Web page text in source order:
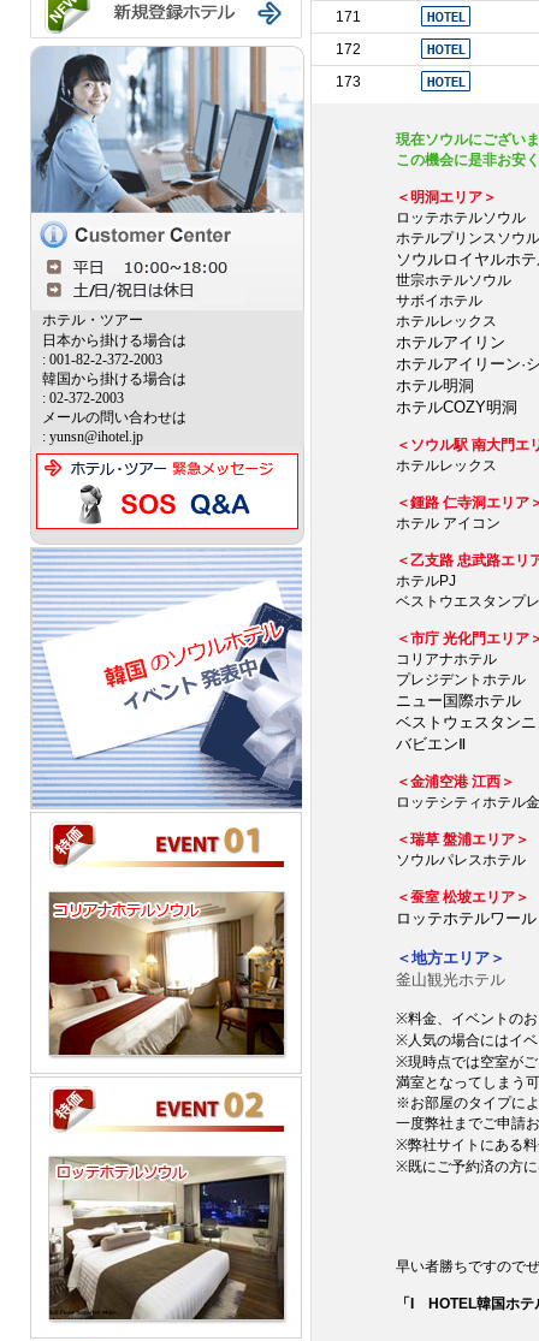
ホテル・ツアー
日本から掛ける場合は
: 001-82-2-372-2003
韓国から掛ける場合は
: 02-372-2003
メールの問い合わせは
: yunsn@ihotel.jp
171
172
173
現在ソウルにござい
この機会に是非お安
＜明洞エリア＞
ロッテホテルソウル
ホテルプリンスソウル
ソウルロイヤルホ
世宗ホテルソウル
サボイホテル
ホテルレックス
ホテルアイリン
ホテルアイリーン·
ホテル明洞
ホテルCOZY明洞
＜ソウル駅 南大門エ
ホテルレックス
＜鍾路 仁寺洞エリア
ホテル アイコン
＜乙支路 忠武路エリ
ホテルPJ
ベストウエスタンプ
＜市庁 光化門エリア
コリアナホテル
プレジデントホテル
ニュー国際ホテル
ベストウェスタン
バビエンⅡ
＜金浦空港 江西＞
ロッテシティホテル
＜瑞草 盤浦エリア＞
ソウルパレスホテル
＜蚕室 松坡エリア＞
ロッテホテルワー
＜地方エリア＞
釜山観光ホテル
※料金、イベントの
※人気の場合にはイ
※現時点では空室が
満室となってしまう
※お部屋のタイプに
一度弊社までご申請
※弊社サイトにある
※既にご予約済の方
早い者勝ちですので
「I HOTEL韓国ホテ